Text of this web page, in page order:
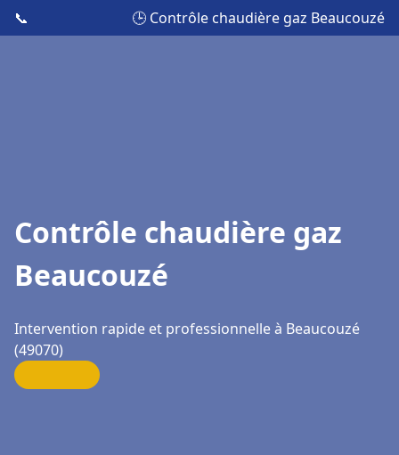
📞 🕒 Contrôle chaudière gaz Beaucouzé
Contrôle chaudière gaz
Beaucouzé
Intervention rapide et professionnelle à Beaucouzé
(49070)